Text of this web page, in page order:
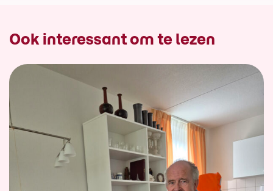
Ook interessant om te lezen